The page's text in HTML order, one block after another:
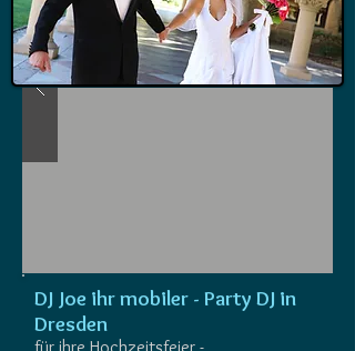
DJ Joe ihr mobiler - Party DJ in
Dresden